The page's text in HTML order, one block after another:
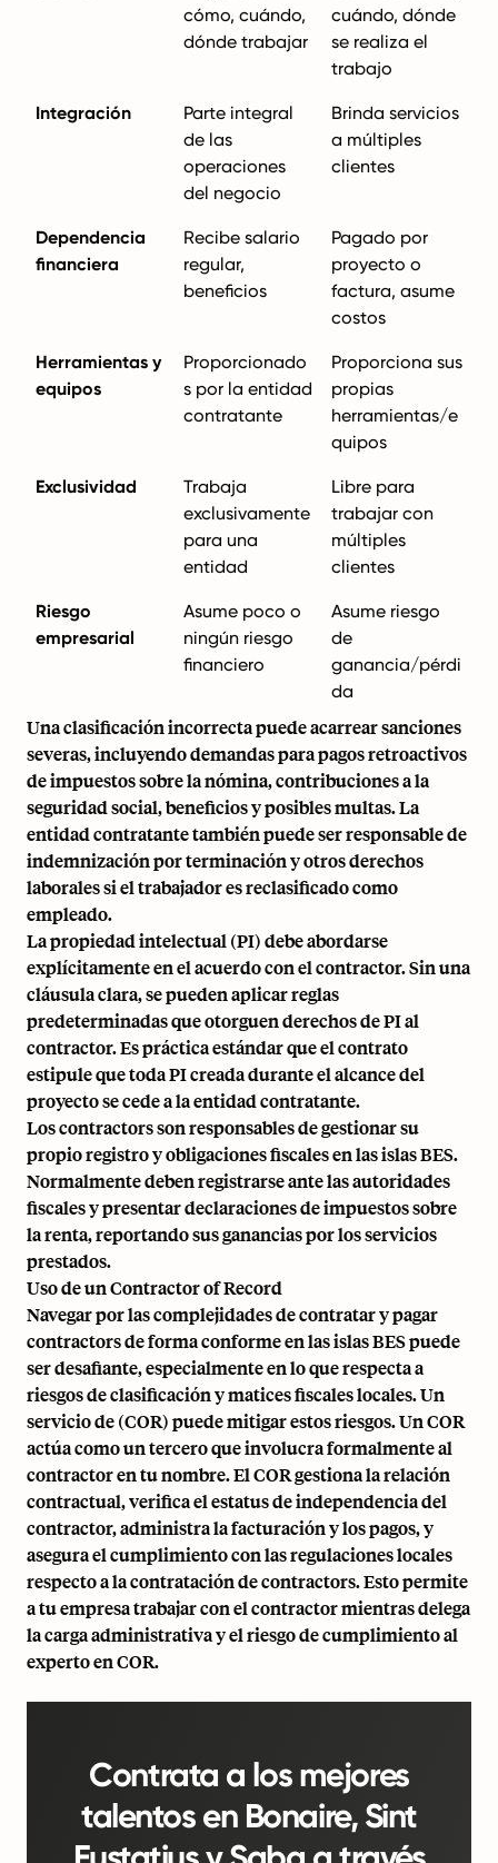
cómo, cuándo,
dónde trabajar
cuándo, dónde
se realiza el
trabajo
Integración
Parte integral
de las
operaciones
del negocio
Brinda servicios
a múltiples
clientes
Dependencia
financiera
Recibe salario
regular,
beneficios
Pagado por
proyecto o
factura, asume
costos
Herramientas y
equipos
Proporcionado
s por la entidad
contratante
Proporciona sus
propias
herramientas/e
quipos
Exclusividad
Trabaja
exclusivamente
para una
entidad
Libre para
trabajar con
múltiples
clientes
Riesgo
empresarial
Asume poco o
ningún riesgo
financiero
Asume riesgo
de
ganancia/pérdi
da
Una clasificación incorrecta puede acarrear sanciones
severas, incluyendo demandas para pagos retroactivos
de impuestos sobre la nómina, contribuciones a la
seguridad social, beneficios y posibles multas. La
entidad contratante también puede ser responsable de
indemnización por terminación y otros derechos
laborales si el trabajador es reclasificado como
empleado.
La propiedad intelectual (PI) debe abordarse
explícitamente en el acuerdo con el contractor. Sin una
cláusula clara, se pueden aplicar reglas
predeterminadas que otorguen derechos de PI al
contractor. Es práctica estándar que el contrato
estipule que toda PI creada durante el alcance del
proyecto se cede a la entidad contratante.
Los contractors son responsables de gestionar su
propio registro y obligaciones fiscales en las islas BES.
Normalmente deben registrarse ante las autoridades
fiscales y presentar declaraciones de impuestos sobre
la renta, reportando sus ganancias por los servicios
prestados.
Uso de un Contractor of Record
Navegar por las complejidades de contratar y pagar
contractors de forma conforme en las islas BES puede
ser desafiante, especialmente en lo que respecta a
riesgos de clasificación y matices fiscales locales. Un
servicio de (COR) puede mitigar estos riesgos. Un COR
actúa como un tercero que involucra formalmente al
contractor en tu nombre. El COR gestiona la relación
contractual, verifica el estatus de independencia del
contractor, administra la facturación y los pagos, y
asegura el cumplimiento con las regulaciones locales
respecto a la contratación de contractors. Esto permite
a tu empresa trabajar con el contractor mientras delega
la carga administrativa y el riesgo de cumplimiento al
experto en COR.
Contrata a los mejores
talentos en Bonaire, Sint